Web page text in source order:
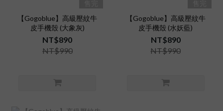
【Gogoblue】高級壓紋牛
皮手機殼 (大象灰)
NT$890
NT$990
【Gogoblue】高級壓紋牛
皮手機殼 (水妖藍)
NT$890
NT$990